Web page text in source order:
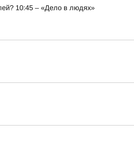
10:45 – «Дело в людях»